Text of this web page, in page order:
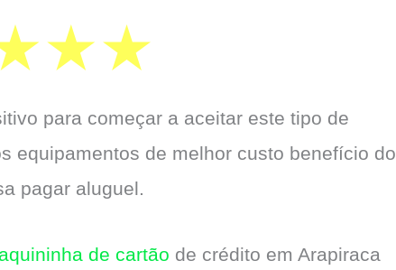
para começar a aceitar este tipo de
equipamentos de melhor custo benefício do
pagar aluguel.
de cartão de crédito em Arapiraca